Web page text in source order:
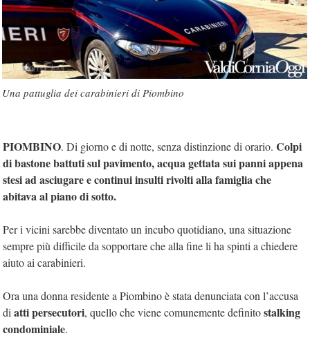
Una pattuglia dei carabinieri di Piombino
PIOMBINO. Di giorno e di notte, senza distinzione di orario. Colpi
di bastone battuti sul pavimento, acqua gettata sui panni appena
stesi ad asciugare e continui insulti rivolti alla famiglia che
abitava al piano di sotto.
Per i vicini sarebbe diventato un incubo quotidiano, una situazione
sempre più difficile da sopportare che alla fine li ha spinti a chiedere
aiuto ai carabinieri.
Ora una donna residente a Piombino è stata denunciata con l’accusa
diatti persecutori, quello che viene comunemente definitostalking
condominiale.